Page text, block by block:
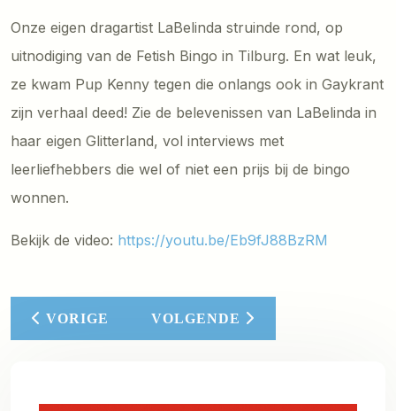
Onze eigen dragartist LaBelinda struinde rond, op
uitnodiging van de Fetish Bingo in Tilburg. En wat leuk,
ze kwam Pup Kenny tegen die onlangs ook in Gaykrant
zijn verhaal deed! Zie de belevenissen van LaBelinda in
haar eigen Glitterland, vol interviews met
leerliefhebbers die wel of niet een prijs bij de bingo
wonnen.
Bekijk de video: https://youtu.be/Eb9fJ88BzRM
VORIG ARTIKEL: LEVENSVERHALEN MARJA
VORIGE VOLGENDE ARTIKEL: TIM
VOLGENDE